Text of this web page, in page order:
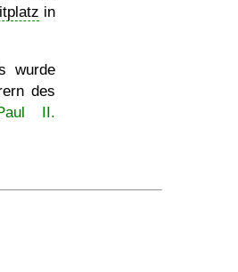
in
wurde
des
II.